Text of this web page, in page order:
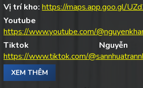
Vị trí kho: https://maps.app.goo.gl/
Youtube
https://www.youtube.com/
Tiktok
https://www.tiktok.com/
XEM THÊM